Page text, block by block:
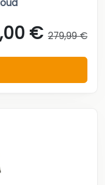
€ 279,99 €